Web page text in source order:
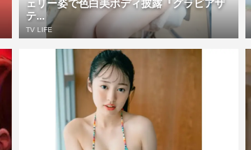
ェリー姿で色白美ボディ披露『グラビアザ
テ...
TV LIFE